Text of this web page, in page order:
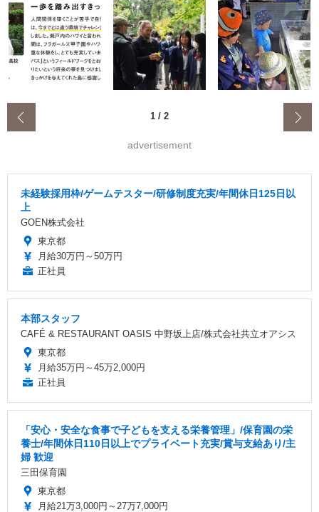
1 / 2
advertisement
未経験採用枠/ゲームテスター/研修制度充実/年間休日125日以
上
GOEN株式会社
東京都
月給30万円～50万円
正社員
本部スタッフ
CAFÉ & RESTAURANT OASIS 中野坂上店/株式会社共立オアシス
東京都
月給35万円～45万2,000円
正社員
「安心・安全な食事で子どもを支える栄養管理」/保育園の栄
養士/年間休日110日以上でプライベート充実/賞与支給あり/主
婦 歓迎
三田保育園
東京都
月給21万3,000円～27万7,000円